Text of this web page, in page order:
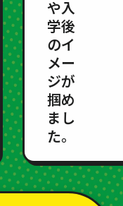
や入
学後
のイ
メー
ジが
掴め
まし
た。